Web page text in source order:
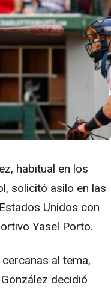
habitual en los
solicitó asilo en las
Unidos con
Yasel Porto.
al tema,
decidió